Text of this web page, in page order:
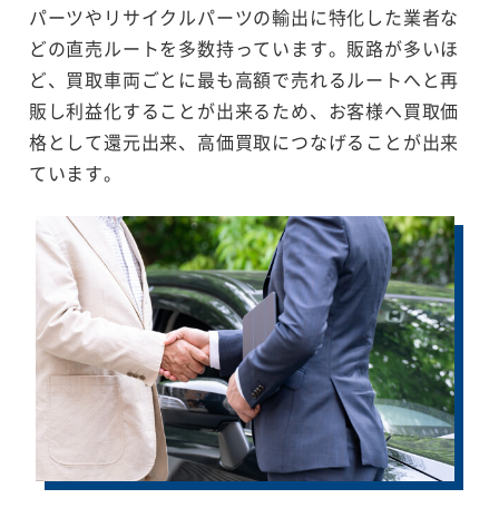
パーツやリサイクルパーツの輸出に特化した業者な
どの直売ルートを多数持っています。販路が多いほ
ど、買取車両ごとに最も高額で売れるルートへと再
販し利益化することが出来るため、お客様へ買取価
格として還元出来、高価買取につなげることが出来
ています。